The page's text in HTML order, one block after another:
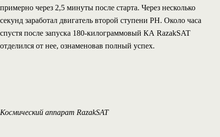
примерно через 2,5 минуты после старта. Через несколько
секунд заработал двигатель второй ступени РН. Около часа
спустя после запуска 180-килограммовый КА RazakSAT
отделился от нее, ознаменовав полный успех.
Космический аппарат RazakSAT